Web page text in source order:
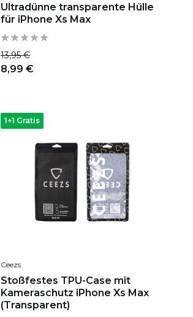
Ultradünne transparente Hülle
für iPhone Xs Max
13,95 €
8,99 €
1+1 Gratis
Ceezs
Stoßfestes TPU-Case mit
Kameraschutz iPhone Xs Max
(Transparent)